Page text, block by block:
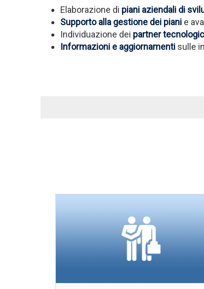
Elaborazione di piani aziendali di
Supporto alla gestione dei piani e
Individuazione dei partner
Informazioni e aggiornamenti sulle